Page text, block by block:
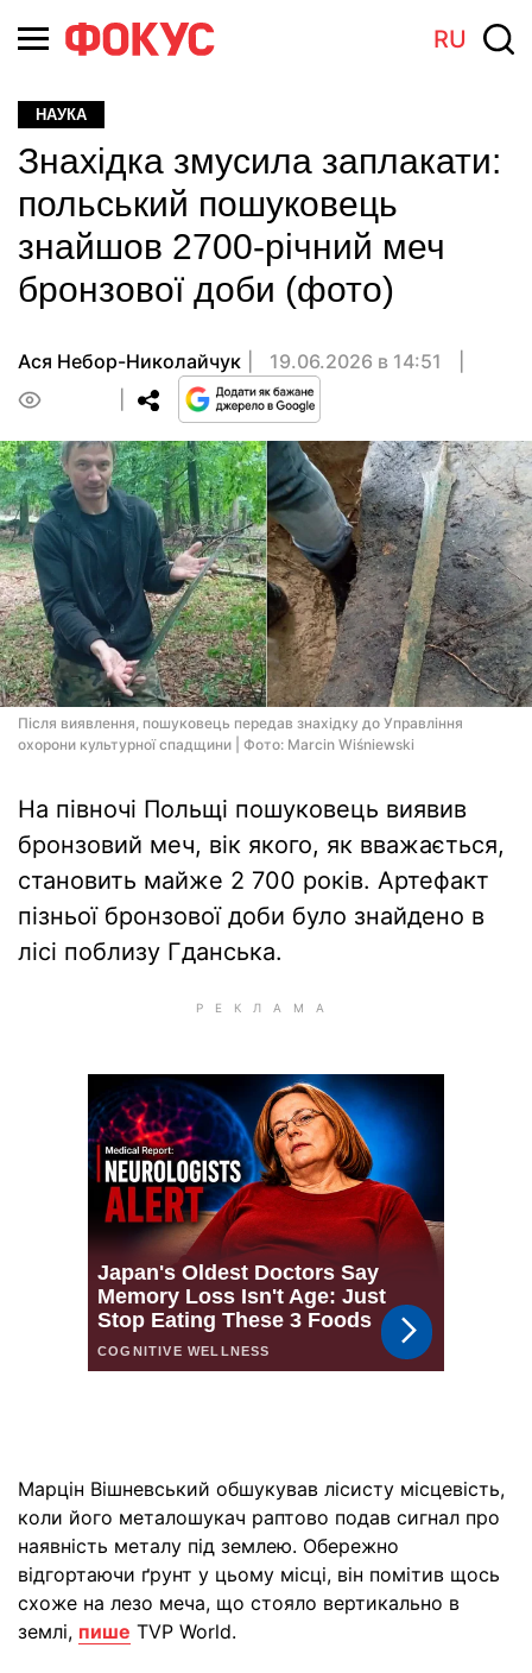
RU
НАУКА
Знахідка змусила заплакати:
польський пошуковець
знайшов 2700-річний меч
бронзової доби (фото)
Ася Небор-Николайчук
19.06.2026 в 14:51
Після виявлення, пошуковець передав знахідку до Управління
охорони культурної спадщини | Фото: Marcin Wiśniewski
На півночі Польщі пошуковець виявив
бронзовий меч, вік якого, як вважається,
становить майже 2 700 років. Артефакт
пізньої бронзової доби було знайдено в
лісі поблизу Гданська.
Марцін Вішневський обшукував лісисту місцевість,
коли його металошукач раптово подав сигнал про
наявність металу під землею. Обережно
відгортаючи ґрунт у цьому місці, він помітив щось
схоже на лезо меча, що стояло вертикально в
землі, пише TVP World.